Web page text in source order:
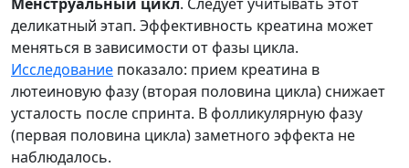
деликатный этап. Эффективность креатина может
меняться в зависимости от фазы цикла.
Исследование показало: прием креатина в
лютеиновую фазу (вторая половина цикла) снижает
усталость после спринта. В фолликулярную фазу
(первая половина цикла) заметного эффекта не
наблюдалось.